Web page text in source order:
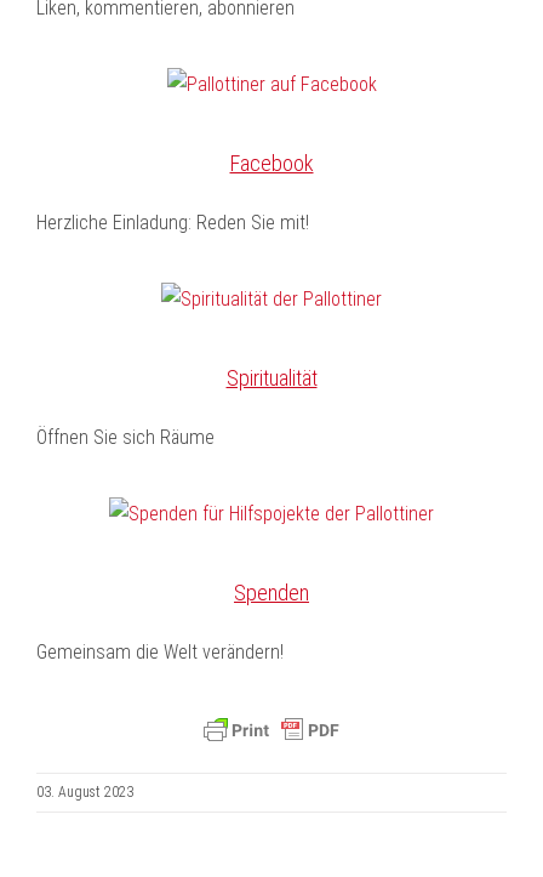
Liken, kommentieren, abonnieren
Facebook
Herzliche Einladung: Reden Sie mit!
Spiritualität
Öffnen Sie sich Räume
Spenden
Gemeinsam die Welt verändern!
03. August 2023